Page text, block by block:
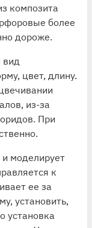
композита
более
дороже.
вид
цвет, длину.
из-за
При
и моделирует
к
ее за
установить,
установка